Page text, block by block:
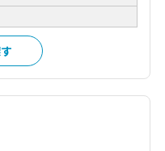
サービス内容を確認する